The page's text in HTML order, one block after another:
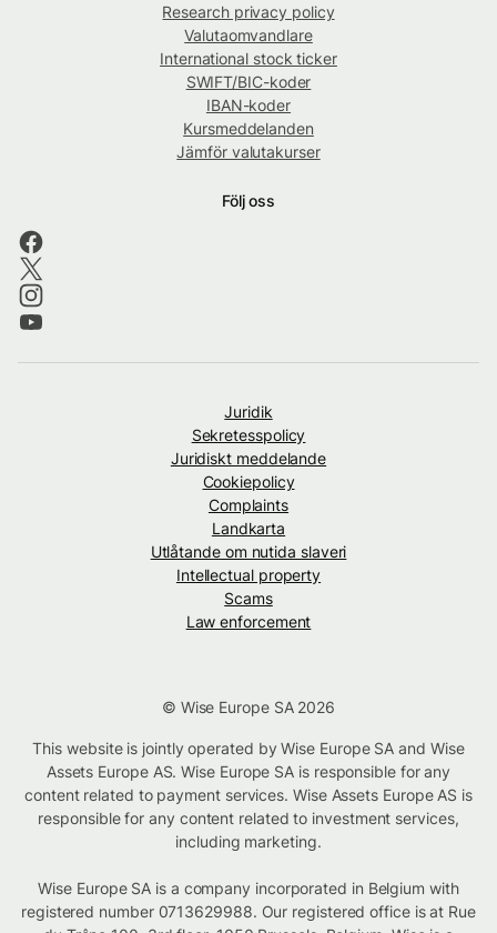
Research privacy policy
Valutaomvandlare
International stock ticker
SWIFT/BIC-koder
IBAN-koder
Kursmeddelanden
Jämför valutakurser
Följ oss
Juridik
Sekretesspolicy
Juridiskt meddelande
Cookiepolicy
Complaints
Landkarta
Utlåtande om nutida slaveri
Intellectual property
Scams
Law enforcement
© Wise Europe SA 2026
This website is jointly operated by Wise Europe SA and Wise
Assets Europe AS. Wise Europe SA is responsible for any
content related to payment services. Wise Assets Europe AS is
responsible for any content related to investment services,
including marketing.
Wise Europe SA is a company incorporated in Belgium with
registered number 0713629988. Our registered office is at Rue